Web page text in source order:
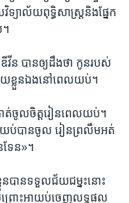
យាល័យ​ពុទ្ធិសាស្ត្រ​និង​ផ្នែក​
។​
ន បាន​ឲ្យ​ដឹង​ថា​ កូន​របស់​
យ​ខ្លួន​ឯង​នៅ​ពេល​យប់។​
ត់​ចូល​ចិត្ត​រៀន​ពេល​យប់​។
ន​យប់​បាន​ចូល​ រៀន​ព្រលឹម​អត់​
ទែន»។​
បាន​ទទួល​ជ័យ​ជ​ម្នះ​នោះ​
ព្រោះ​អា​យប់​ចេញ​លទ្ធផល​